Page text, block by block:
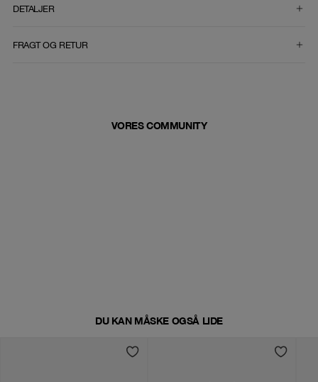
DETALJER
FRAGT OG RETUR
VORES COMMUNITY
DU KAN MÅSKE OGSÅ LIDE